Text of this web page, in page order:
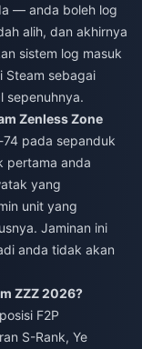
— anda boleh log
alih, dan akhirnya
sistem log masuk
Steam sebagai
sepenuhnya.
Zenless Zone
pada sepanduk
pertama anda
yang
unit yang
Jaminan ini
anda tidak akan
ZZZ 2026?
F2P
S-Rank, Ye